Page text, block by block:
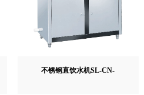
不锈钢直饮水机SL-CN-